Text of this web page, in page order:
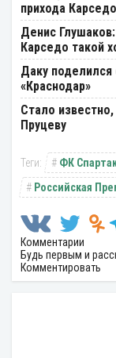
прихода Карседо
Денис
Карседо такой
Даку
«Краснодар»
Стало
Пруцеву
ФК
Российская
Комментарии
Будь первым и
Комментировать